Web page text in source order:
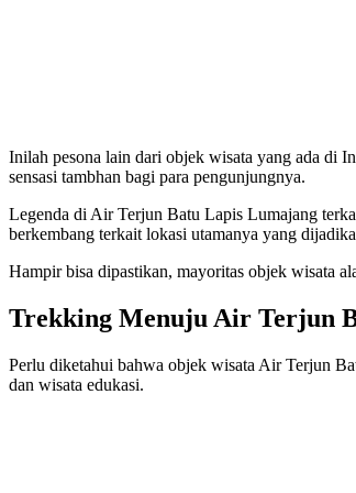
Inilah pesona lain dari objek wisata yang ada di
sensasi tambhan bagi para pengunjungnya.
Legenda di Air Terjun Batu Lapis Lumajang
berkembang terkait lokasi utamanya yang
Hampir bisa dipastikan, mayoritas objek wisata
Trekking Menuju Air Terjun
Perlu diketahui bahwa objek wisata Air Terjun
dan wisata edukasi.